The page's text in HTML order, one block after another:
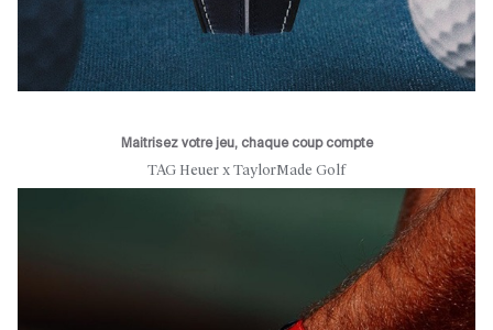
Maitrisez votre jeu, chaque coup compte
TAG Heuer x TaylorMade Golf